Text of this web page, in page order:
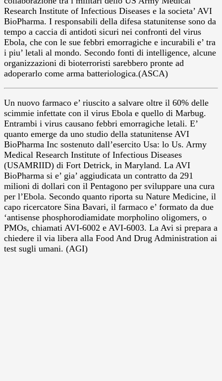
Research Institute of Infectious Diseases e la societa’ AVI
BioPharma. I responsabili della difesa statunitense sono da
tempo a caccia di antidoti sicuri nei confronti del virus
Ebola, che con le sue febbri emorragiche e incurabili e’ tra
i piu’ letali al mondo. Secondo fonti di intelligence, alcune
organizzazioni di bioterroristi sarebbero pronte ad
adoperarlo come arma batteriologica.(ASCA)
Un nuovo farmaco e’ riuscito a salvare oltre il 60% delle
scimmie infettate con il virus Ebola e quello di Marbug.
Entrambi i virus causano febbri emorragiche letali. E’
quanto emerge da uno studio della statunitense AVI
BioPharma Inc sostenuto dall’esercito Usa: lo Us. Army
Medical Research Institute of Infectious Diseases
(USAMRIID) di Fort Detrick, in Maryland. La AVI
BioPharma si e’ gia’ aggiudicata un contratto da 291
milioni di dollari con il Pentagono per sviluppare una cura
per l’Ebola. Secondo quanto riporta su Nature Medicine, il
capo ricercatore Sina Bavari, il farmaco e’ formato da due
‘antisense phosphorodiamidate morpholino oligomers, o
PMOs, chiamati AVI-6002 e AVI-6003. La Avi si prepara a
chiedere il via libera alla Food And Drug Administration ai
test sugli umani. (AGI)